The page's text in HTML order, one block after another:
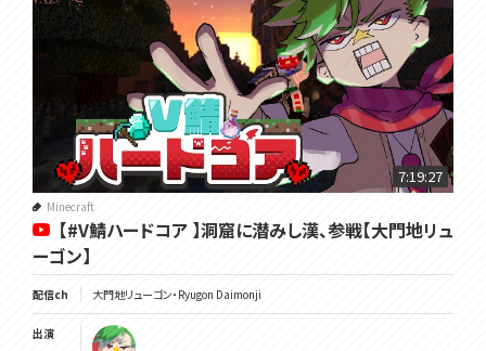
7:19:27
Minecraft
【#V鯖ハードコア 】洞窟に潜みし漢、参戦【大門地リュ
ーゴン】
配信ch 大門地リューゴン・Ryugon Daimonji
出演